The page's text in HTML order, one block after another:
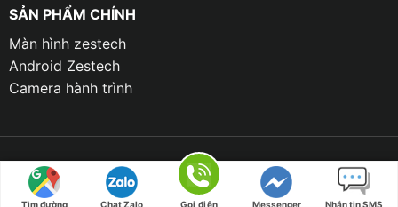
SẢN PHẨM CHÍNH
Màn hình zestech
Android Zestech
Camera hành trình
Copyright 2023 © THANH BÌNH AUTO | Design by TBAUTO.VN
Tìm đường Chat Zalo Gọi điện Messenger Nhắn tin SMS